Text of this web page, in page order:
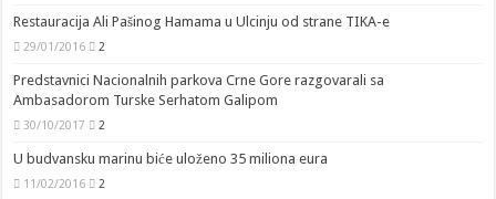
Restauracija Ali Pašinog Hamama u Ulcinju od strane TIKA-e
29/01/2016 2
Predstavnici Nacionalnih parkova Crne Gore razgovarali sa
Ambasadorom Turske Serhatom Galipom
30/10/2017 2
U budvansku marinu biće uloženo 35 miliona eura
11/02/2016 2